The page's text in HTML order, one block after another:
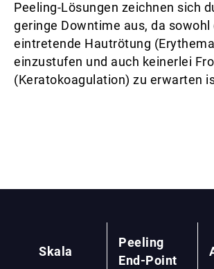
Peeling-Lösungen zeichnen sich
geringe Downtime aus, da sowohl
eintretende Hautrötung
einzustufen und auch keinerlei
(Keratokoagulation) zu erwarten
Skala
Peeling
End-Point